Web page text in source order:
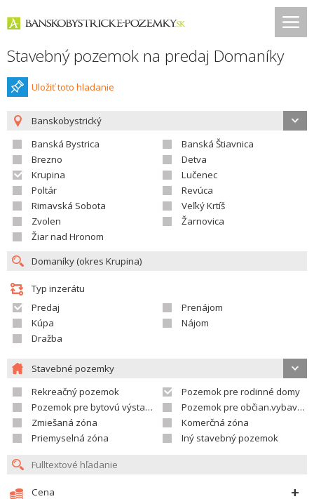
Stavebný pozemok na predaj Domaníky
Uložiť toto hladanie
Banskobystrický
Banská Bystrica
Banská Štiavnica
Brezno
Detva
Krupina
Lučenec
Poltár
Revúca
Rimavská Sobota
Veľký Krtíš
Zvolen
Žarnovica
Žiar nad Hronom
Typ inzerátu
Predaj
Prenájom
Kúpa
Nájom
Dražba
Stavebné pozemky
Rekreačný pozemok
Pozemok pre rodinné domy
Pozemok pre bytovú výstavbu
Pozemok pre občian.vybavenosť
Zmiešaná zóna
Komerčná zóna
Priemyselná zóna
Iný stavebný pozemok
Cena